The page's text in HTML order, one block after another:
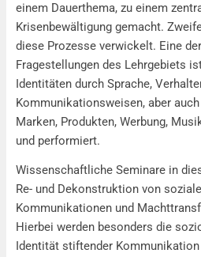
einem Dauerthema, zu einem
Krisenbewältigung gemacht.
diese Prozesse verwickelt. Eine
Fragestellungen des Lehrgebiets
Identitäten durch Sprache,
Kommunikationsweisen, aber
Marken, Produkten, Werbung,
und performiert.
Wissenschaftliche Seminare in
Re- und Dekonstruktion von
Kommunikationen und
Hierbei werden besonders die
Identität stiftender